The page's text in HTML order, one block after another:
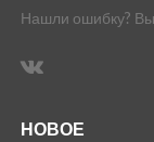
Нашли ошибку?
НОВОЕ